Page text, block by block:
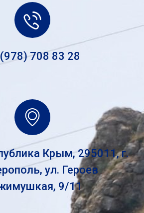
708 83 28
Крым, 295011, г.
ул. Героев
9/11